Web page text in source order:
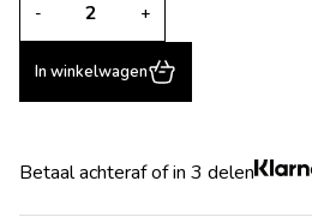
- +
In winkelwagen
Betaal achteraf of in 3 delen